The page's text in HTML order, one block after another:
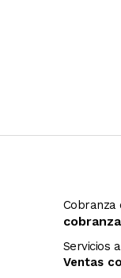
Cobranza
Servicios
Ventas